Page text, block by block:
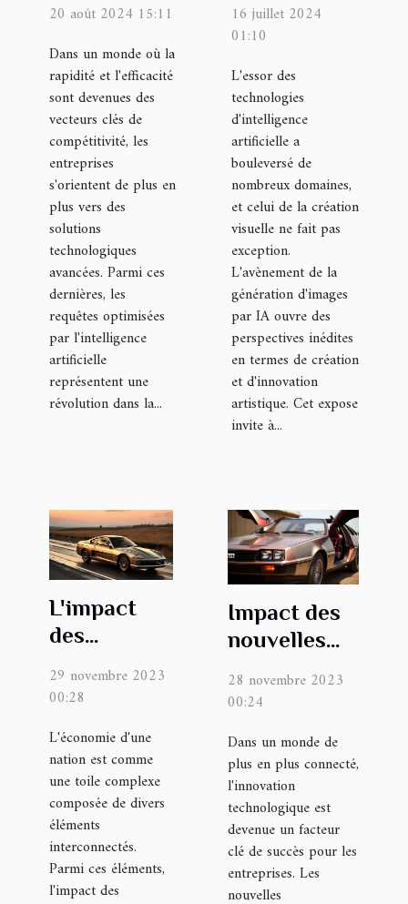
IA peuvent
transformer
les
opérations
d'entreprise
20 août 2024 15:11
Dans un monde où la
rapidité et l'efficacité
sont devenues des
vecteurs clés de
compétitivité, les
entreprises
s'orientent de plus en
plus vers des
solutions
technologiques
avancées. Parmi ces
dernières, les
requêtes optimisées
par l'intelligence
artificielle
représentent une
révolution dans la...
d'images
potentiel et
processus
créatif
16 juillet 2024
01:10
L'essor des
technologies
d'intelligence
artificielle a
bouleversé de
nombreux domaines,
et celui de la création
visuelle ne fait pas
exception.
L'avènement de la
génération d'images
par IA ouvre des
perspectives inédites
en termes de création
et d'innovation
artistique. Cet expose
invite à...
L'impact
des
sociaux sur
nationale
29 novembre 2023
00:28
L'économie d'une
nation est comme
une toile complexe
composée de divers
éléments
interconnectés.
Parmi ces éléments,
l'impact des
Impact des
nouvelles
sur les
innovantes
28 novembre 2023
00:24
Dans un monde de
plus en plus connecté,
l'innovation
technologique est
devenue un facteur
clé de succès pour les
entreprises. Les
nouvelles